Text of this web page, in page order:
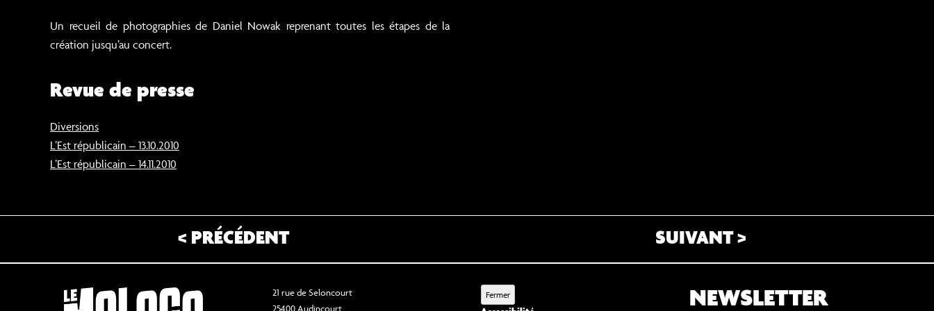
Un recueil de photographies de Daniel Nowak reprenant toutes les étapes de la
création jusqu’au concert.
Revue de presse
Diversions
L’Est républicain – 13.10.2010
L’Est républicain – 14.11.2010
< PRÉCÉDENT SUIVANT >
21 rue de Seloncourt
25400 Audincourt
Fermer NEWSLETTER